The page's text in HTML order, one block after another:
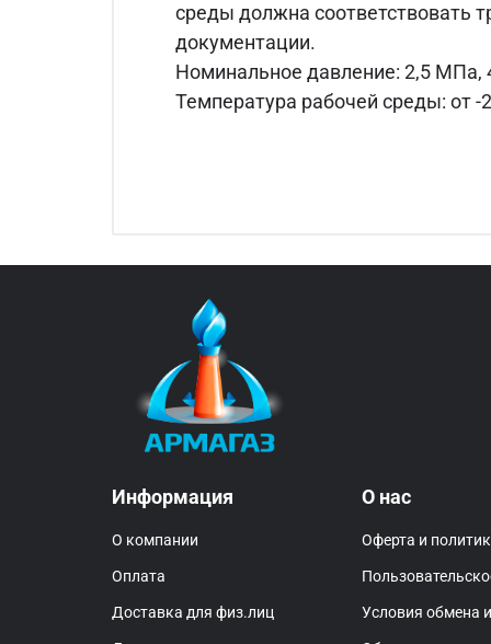
среды должна соответствовать
документации.
Номинальное давление: 2,5 МПа,
Температура рабочей среды: от -
Информация
О компании
Оплата
Доставка для физ.лиц
О нас
Оферта и
Условия обмена